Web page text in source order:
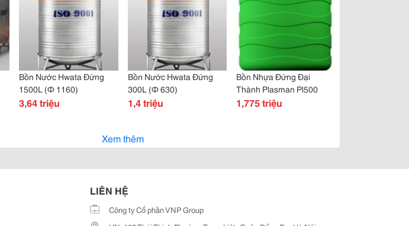
Bồn Nước Hwata Đứng
1500L (Ф 1160)
3,64 triệu
Bồn Nước Hwata Đứng
300L (Ф 630)
1,4 triệu
Bồn Nhựa Đứng Đại
Thành Plasman Pl500
1,775 triệu
Xem thêm
LIÊN HỆ
Công ty Cổ phần VNP Group